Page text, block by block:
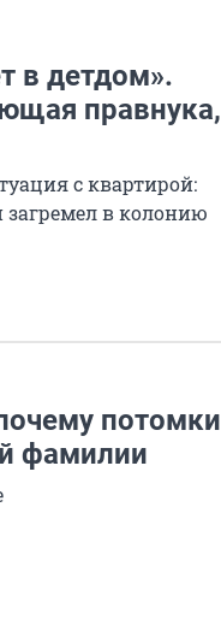
в детдом».
правнука,
с квартирой:
в колонию
потомки
фамилии